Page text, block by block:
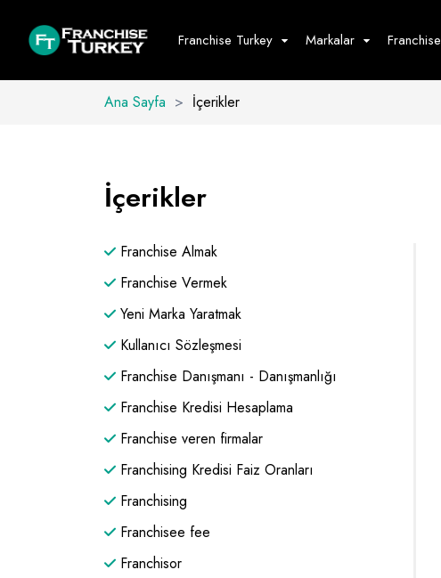
Franchise Turkey Markalar Franchise
Ana Sayfa > İçerikler
İçerikler
Franchise Almak
Franchise Vermek
Yeni Marka Yaratmak
Kullanıcı Sözleşmesi
Franchise Danışmanı - Danışmanlığı
Franchise Kredisi Hesaplama
Franchise veren firmalar
Franchising Kredisi Faiz Oranları
Franchising
Franchisee fee
Franchisor